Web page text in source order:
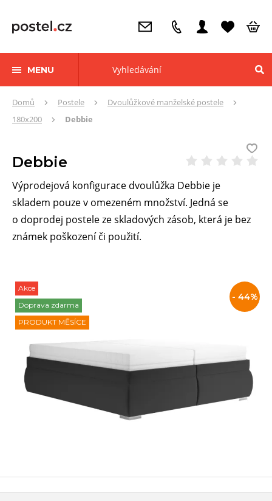
MENU
ZdeDomů Postele
Dvoulůžkové manželské postele
180x200
Debbie
Debbie
Výprodejová konfigurace dvoulůžka Debbie je
skladem pouze v omezeném množství. Jedná se
o doprodej postele ze skladových zásob, která je bez
známek poškození či použití.
Akce
Doprava zdarma
PRODUKT MĚSÍCE
Slevy
akce
- 44%